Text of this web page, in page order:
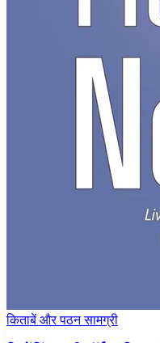
किताबें और पठन सामग्री